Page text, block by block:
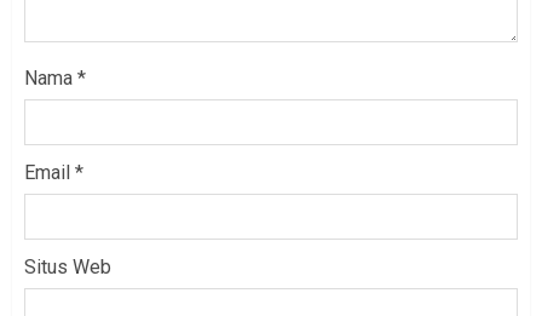
Nama *
Email *
Situs Web